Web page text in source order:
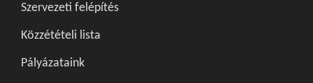
Szervezeti felépítés
Közzétételi lista
Pályázataink